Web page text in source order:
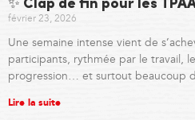
✨ Clap de fin pour les
février 23, 2026
Une semaine intense vient de
participants, rythmée par le travail,
progression… et surtout beaucoup
Lire la suite